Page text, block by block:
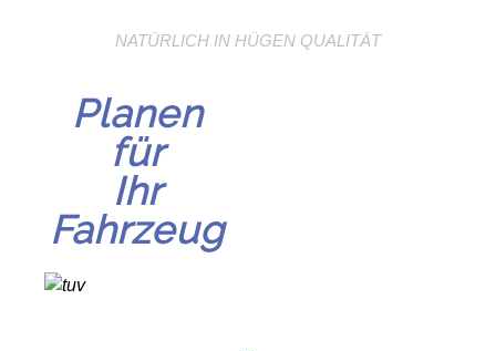
NATÜRLICH IN HÜGEN QUALITÄT
Planen
für
Ihr
Fahrzeug